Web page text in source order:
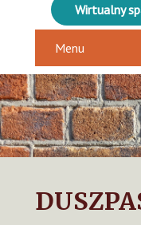
Wirtualny
Menu